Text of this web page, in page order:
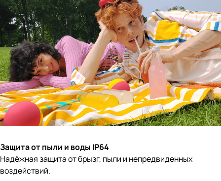
Защита от пыли и воды IP64
Надёжная защита от брызг, пыли и непредвиденных
воздействий.